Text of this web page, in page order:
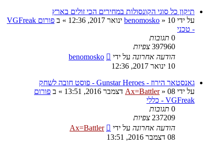
תיקון כל סוגי הקונסולות במחירים הכי זולים בארץ
על ידי
benomosko » 10 ינואר 2017, 12:36 » ב
פורום VGFreak
- טכני
0 תגובות
397960 צפיות
הודעה אחרונה על ידי
benomosko
10 ינואר 2017, 12:36
גאנסטאר הירוז - Gunstar Heroes - פוסט חובה לשחק
על ידי
Ax=Battler» 08 דצמבר 2016, 13:51 » ב פורום
VGFreak - כללי
0 תגובות
237209 צפיות
הודעה אחרונה על ידי
Ax=Battler
08 דצמבר 2016, 13:51